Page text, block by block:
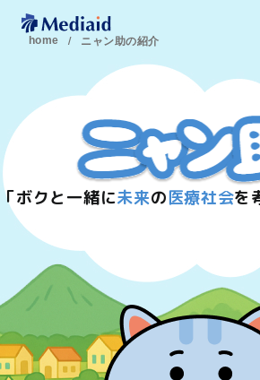
home ニャン助の紹介
「ボクと一緒に未来の医療社会を